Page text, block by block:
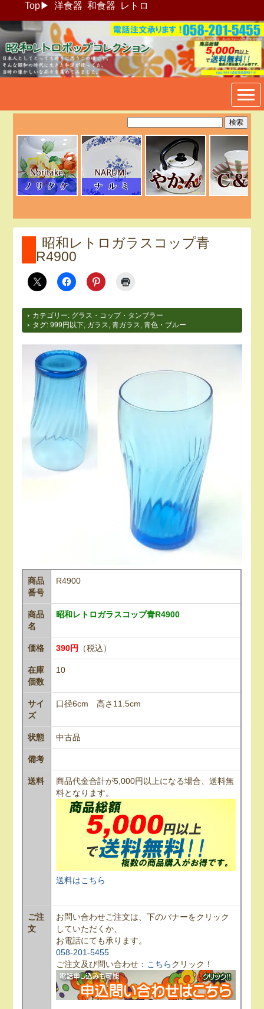
Top▶ 洋食器 和食器 レトロ
昭和レトロポップ食器生活雑
貨通販＠フリマート
昭和レトロガラスコップ青
R4900
カテゴリー: グラス・コップ・タンブラー
タグ:999円以下 ガラス ,青ガラス ,青色・ブルー
商品
番号
R4900
商品
名
昭和レトロガラスコップ青R4900
価格 390円 （税込）
在庫
個数
10
サイ
ズ
口径6cm 高さ11.5cm
状態 中古品
備考
送料
商品代金合計が5,000円以上になる場合、送料無
料となります。
送料はこちら
ご注
文
お問い合わせご注文は、下のバナーをクリック
していただくか、
お電話にても承ります。
058-201-5455
ご注文及び問い合わせ： こちらクリック！